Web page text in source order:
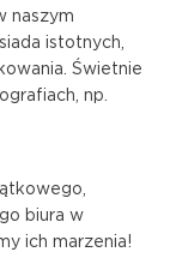
naszym
istotnych,
Świetnie
np.
biura w
ich marzenia!